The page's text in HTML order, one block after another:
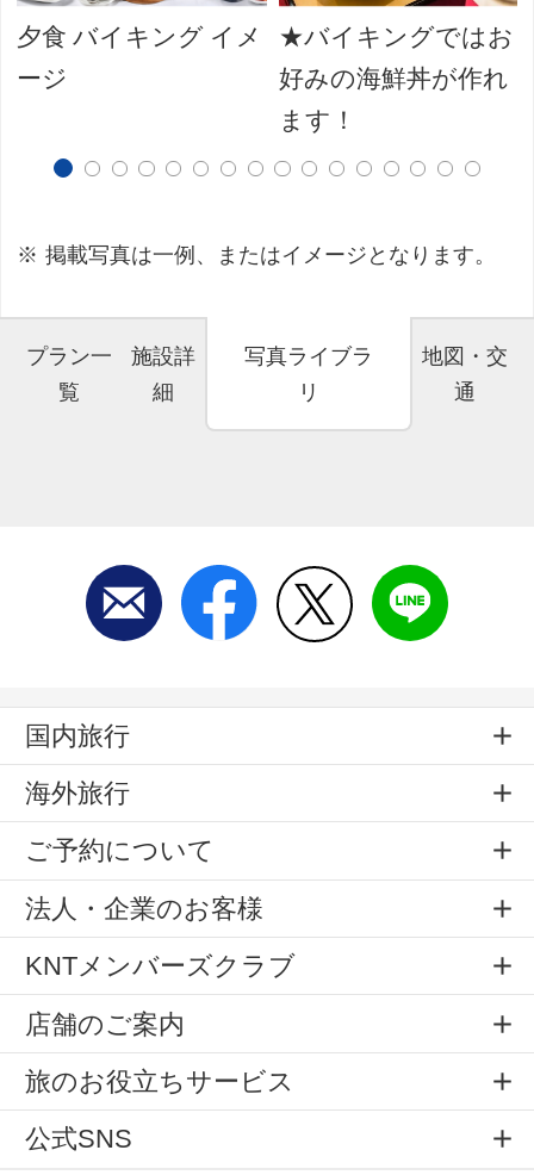
夕食 バイキング イメ
ージ
★バイキングではお
好みの海鮮丼が作れ
ます！
掲載写真は一例、またはイメージとなります。
プラン一
覧
施設詳
細
写真ライブラ
リ
地図・交
通
国内旅行
海外旅行
ご予約について
法人・企業のお客様
KNTメンバーズクラブ
店舗のご案内
旅のお役立ちサービス
公式SNS